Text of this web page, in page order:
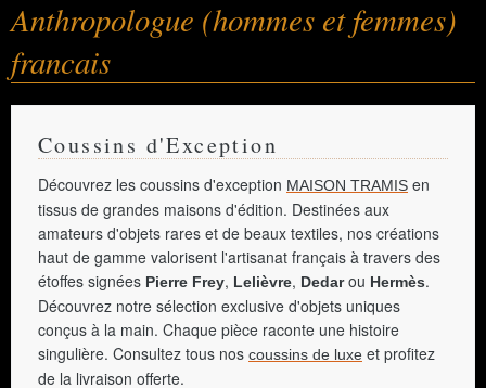
Anthropologue (hommes et femmes)
francais
Coussins d'Exception
Découvrez les coussins d'exception MAISON TRAMIS en
tissus de grandes maisons d'édition. Destinées aux
amateurs d'objets rares et de beaux textiles, nos créations
haut de gamme valorisent l'artisanat français à travers des
étoffes signées Pierre Frey, Lelièvre, Dedarou Hermès.
Découvrez notre sélection exclusive d'objets uniques
conçus à la main. Chaque pièce raconte une histoire
singulière. Consultez tous nos coussins de luxe et profitez
de la livraison offerte.